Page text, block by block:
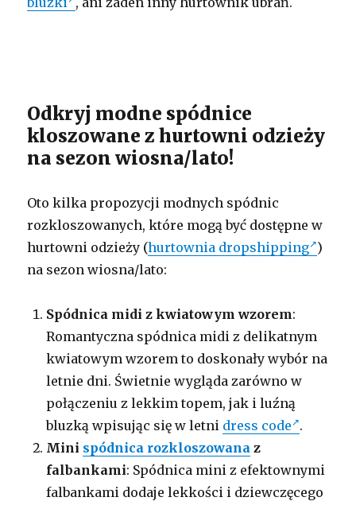
Odkryj modne spódnice
kloszowane z hurtowni odzieży
na sezon wiosna/lato!
Oto kilka propozycji modnych spódnic
rozkloszowanych, które mogą być dostępne w
hurtowni odzieży (hurtownia dropshipping )
na sezon wiosna/lato:
Spódnica midi z kwiatowym wzorem:
Romantyczna spódnica midi z delikatnym
kwiatowym wzorem to doskonały wybór na
letnie dni. Świetnie wygląda zarówno w
połączeniu z lekkim topem, jak i luźną
bluzką wpisując się w letni dress code .
Mini spódnica rozkloszowana z
falbankami: Spódnica mini z efektownymi
falbankami dodaje lekkości i dziewczęcego